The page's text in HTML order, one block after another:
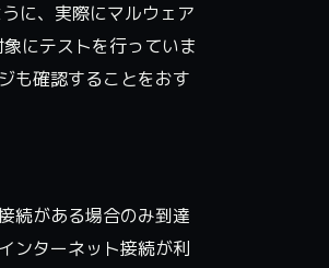
に、実際にマルウェア
にテストを行っていま
も確認することをおす
続がある場合のみ到達
ンターネット接続が利